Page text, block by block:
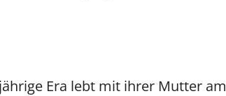
Era lebt mit ihrer Mutter am